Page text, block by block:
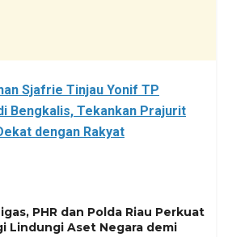
Sjafrie Tinjau Yonif TP
Bengkalis, Tekankan Prajurit
dengan Rakyat
PHR dan Polda Riau Perkuat
Lindungi Aset Negara demi